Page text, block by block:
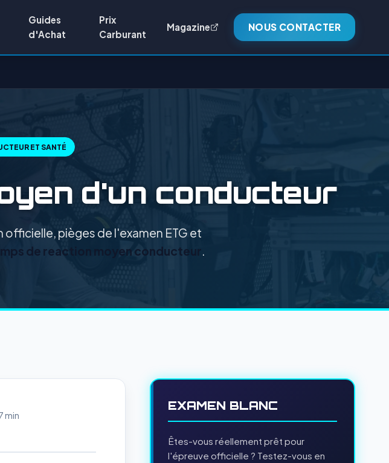
Guides
d'Achat
Prix
Carburant
Magazine NOUS CONTACTER
ET SANTÉ
d'un conducteur
pièges de l'examen ETG et
de reaction moyen conducteur.
min
EXAMEN BLANC
Êtes-vous réellement prêt pour
l'épreuve officielle ? Testez-vous en